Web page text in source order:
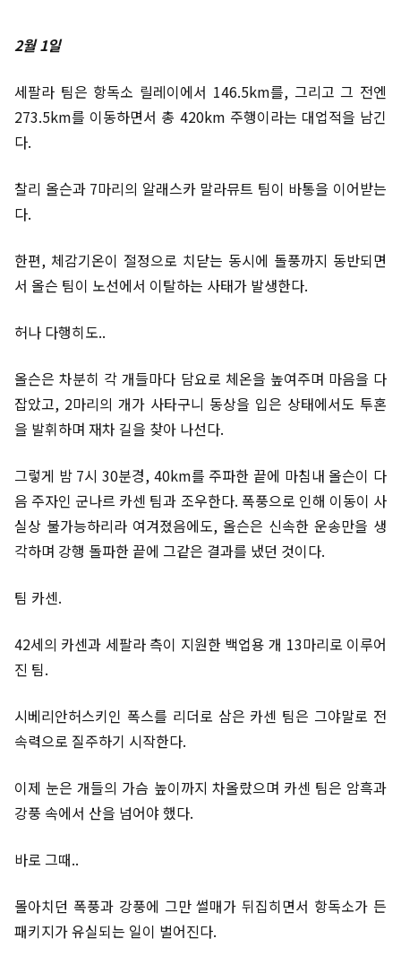
2월 1일
세팔라 팀은 항독소 릴레이에서 146.5km를, 그리고 그 전엔
273.5km를 이동하면서 총 420km 주행이라는 대업적을 남긴
다.
찰리 올슨과 7마리의 알래스카 말라뮤트 팀이 바통을 이어받는
다.
한편, 체감기온이 절정으로 치닫는 동시에 돌풍까지 동반되면
서 올슨 팀이 노선에서 이탈하는 사태가 발생한다.
허나 다행히도..
올슨은 차분히 각 개들마다 담요로 체온을 높여주며 마음을 다
잡았고, 2마리의 개가 사타구니 동상을 입은 상태에서도 투혼
을 발휘하며 재차 길을 찾아 나선다.
그렇게 밤 7시 30분경, 40km를 주파한 끝에 마침내 올슨이 다
음 주자인 군나르 카센 팀과 조우한다. 폭풍으로 인해 이동이 사
실상 불가능하리라 여겨졌음에도, 올슨은 신속한 운송만을 생
각하며 강행 돌파한 끝에 그같은 결과를 냈던 것이다.
팀 카센.
42세의 카센과 세팔라 측이 지원한 백업용 개 13마리로 이루어
진 팀.
시베리안허스키인 폭스를 리더로 삼은 카센 팀은 그야말로 전
속력으로 질주하기 시작한다.
이제 눈은 개들의 가슴 높이까지 차올랐으며 카센 팀은 암흑과
강풍 속에서 산을 넘어야 했다.
바로 그때..
몰아치던 폭풍과 강풍에 그만 썰매가 뒤집히면서 항독소가 든
패키지가 유실되는 일이 벌어진다.